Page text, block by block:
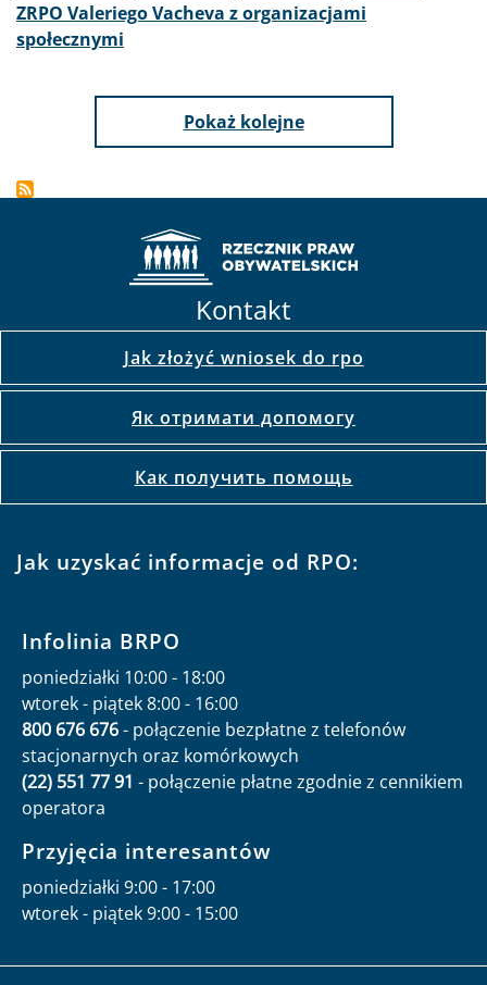
ZRPO Valeriego Vacheva z organizacjami
społecznymi
Pokaż kolejne
Kontakt
Jak złożyć wniosek do rpo
Як отримати допомогу
Как получить помощь
Jak uzyskać informacje od RPO:
Infolinia BRPO
poniedziałki 10:00 - 18:00
wtorek - piątek 8:00 - 16:00
800 676 676- połączenie bezpłatne z telefonów
stacjonarnych oraz komórkowych
(22) 551 77 91 - połączenie płatne zgodnie z cennikiem
operatora
Przyjęcia interesantów
poniedziałki 9:00 - 17:00
wtorek - piątek 9:00 - 15:00